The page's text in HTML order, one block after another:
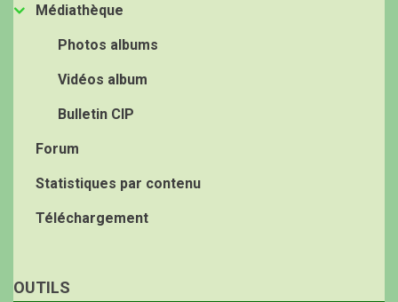
Médiathèque
Photos albums
Vidéos album
Bulletin CIP
Forum
Statistiques par contenu
Téléchargement
OUTILS